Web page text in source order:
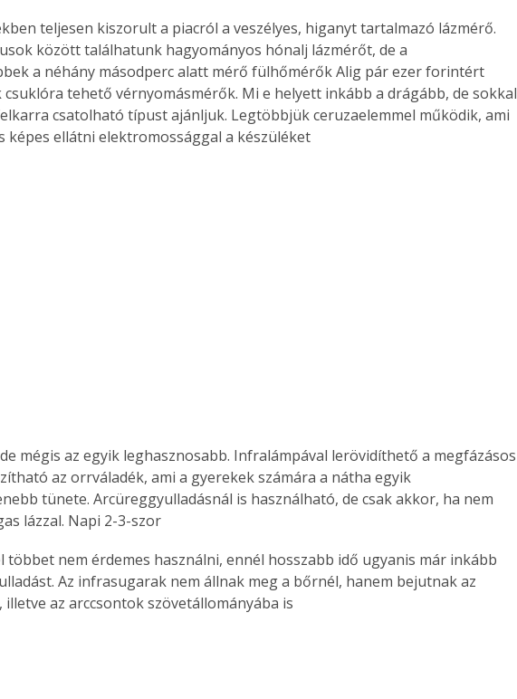
teljesen kiszorult a piacról a veszélyes, higanyt tartalmazó lázmérő.
között találhatunk hagyományos hónalj lázmérőt, de a
a néhány másodperc alatt mérő fülhőmérők Alig pár ezer forintért
tehető vérnyomásmérők. Mi e helyett inkább a drágább, de sokkal
csatolható típust ajánljuk. Legtöbbjük ceruzaelemmel működik, ami
képes ellátni elektromossággal a készüléket
mégis az egyik leghasznosabb. Infralámpával lerövidíthető a megfázásos
az orrváladék, ami a gyerekek számára a nátha egyik
tünete. Arcüreggyulladásnál is használható, de csak akkor, ha nem
lázzal. Napi 2-3-szor
többet nem érdemes használni, ennél hosszabb idő ugyanis már inkább
Az infrasugarak nem állnak meg a bőrnél, hanem bejutnak az
illetve az arccsontok szövetállományába is